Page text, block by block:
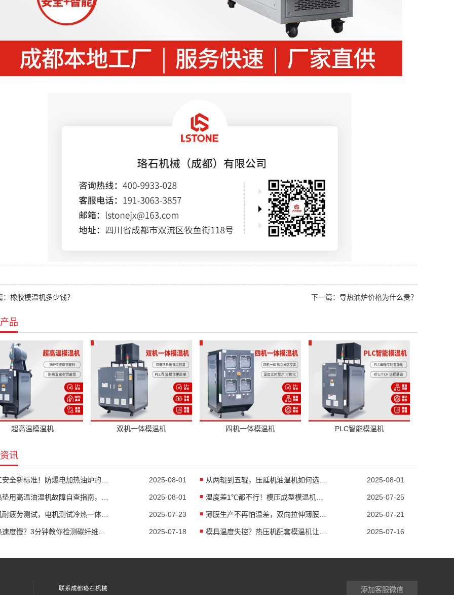
橡胶模温机多少钱？ 下一篇： 导热油炉价格为什么贵？
品
超高温模温机 双机一体模温机 四机一体模温机 PLC智能模温机
讯
2025-08-01 从两辊到五辊，压延机油温机如何选型？ 2025-08-01
2025-08-01 温度差1℃都不行！模压成型模温机助力汽车保险杠生产 2025-07-25
2025-07-23 薄膜生产不再怕温差，双向拉伸薄膜模温机精准控温 2025-07-21
2025-07-18 2025-07-16
联系成都珞石机械 添加客服微信